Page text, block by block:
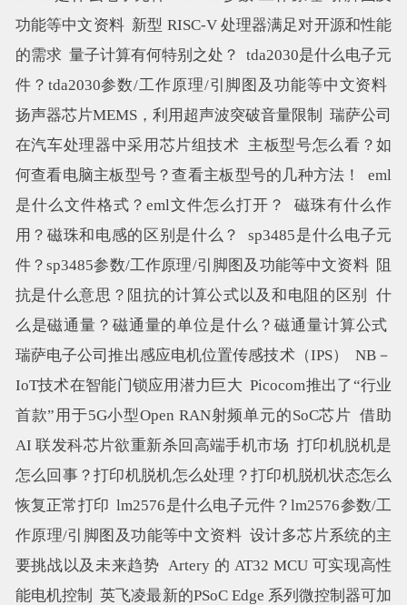
功能等中文资料 新型 RISC-V 处理器满足对开源和性能
的需求 量子计算有何特别之处？
tda2030是什么电子元
件？tda2030参数/工作原理/引脚图及功能等中文资料
扬声器芯片MEMS，利用超声波突破音量限制
瑞萨公司
在汽车处理器中采用芯片组技术 主板型号怎么看？如
何查看电脑主板型号？查看主板型号的几种方法！
eml
是什么文件格式？eml文件怎么打开？
磁珠有什么作
用？磁珠和电感的区别是什么？
sp3485是什么电子元
件？sp3485参数/工作原理/引脚图及功能等中文资料 阻
抗是什么意思？阻抗的计算公式以及和电阻的区别
什
么是磁通量？磁通量的单位是什么？磁通量计算公式
瑞萨电子公司推出感应电机位置传感技术（IPS）
NB－
IoT技术在智能门锁应用潜力巨大 Picocom推出了“行业
首款”用于5G小型Open RAN射频单元的SoC芯片 借助
AI 联发科芯片欲重新杀回高端手机市场 打印机脱机是
怎么回事？打印机脱机怎么处理？打印机脱机状态怎么
恢复正常打印 lm2576是什么电子元件？lm2576参数/工
作原理/引脚图及功能等中文资料 设计多芯片系统的主
要挑战以及未来趋势 Artery 的 AT32 MCU 可实现高性
能电机控制
英飞凌最新的PSoC Edge 系列微控制器可加